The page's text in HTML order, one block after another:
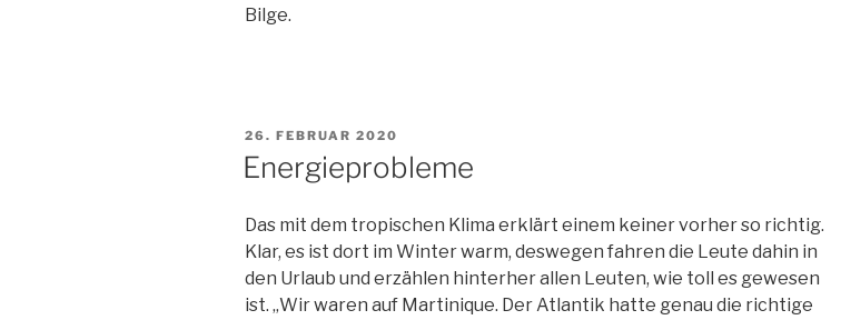
Bilge.
VERÖFFENTLICHT
26. FEBRUAR 2020
Energieprobleme
Das mit dem tropischen Klima erklärt einem keiner vorher so richtig.
Klar, es ist dort im Winter warm, deswegen fahren die Leute dahin in
den Urlaub und erzählen hinterher allen Leuten, wie toll es gewesen
ist. „Wir waren auf Martinique. Der Atlantik hatte genau die richtige